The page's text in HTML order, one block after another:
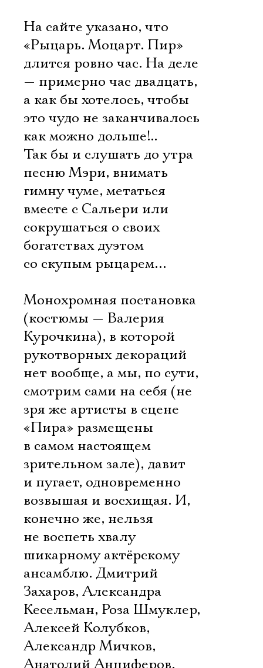
На сайте указано, что
«Рыцарь. Моцарт. Пир»
длится ровно час. На деле
— примерно час двадцать,
а как бы хотелось, чтобы
это чудо не заканчивалось
как можно дольше!..
Так бы и слушать до утра
песню Мэри, внимать
гимну чуме, метаться
вместе с Сальери или
сокрушаться о своих
богатствах дуэтом
со скупым рыцарем…
Монохромная постановка
(костюмы — Валерия
Курочкина), в которой
рукотворных декораций
нет вообще, а мы, по сути,
смотрим сами на себя (не
зря же артисты в сцене
«Пира» размещены
в самом настоящем
зрительном зале), давит
и пугает, одновременно
возвышая и восхищая. И,
конечно же, нельзя
не воспеть хвалу
шикарному актёрскому
ансамблю. Дмитрий
Захаров, Александра
Кесельман, Роза Шмуклер,
Алексей Колубков,
Александр Мичков,
Анатолий Анциферов,